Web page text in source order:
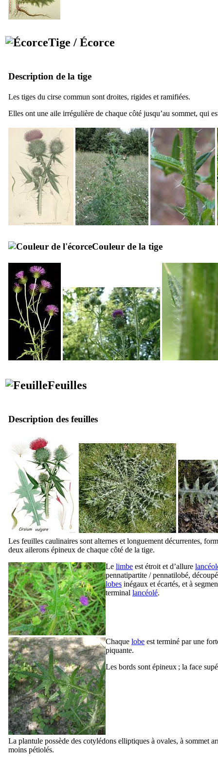
Tige / Écorce
Description de la tige
Les tiges du cirse commun sont droites, rigides et ramifiées.
Elles ont une aile irrégulière de chaque côté jusqu’au sommet, qui
Couleur de la tige
Feuilles
Description des feuilles
Les feuilles caulinaires sont alternes et longuement décurrentes,
deux ailerons épineux de chaque côté de la tige.
Le limbe est étroit et d’allure
pennatipartite / pennatilobé,
lobes inégaux et écartés, et à
terminal lancéolé.
Chaque lobe est terminé par une
piquante.
Les bords sont épineux ; la face
La plantule possède des cotylédons elliptiques à ovales, à sommet
moins pétiolés.